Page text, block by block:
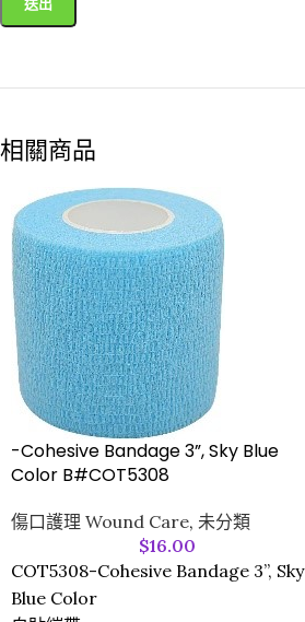
相關商品
-Cohesive Bandage 3”, Sky Blue
Color B#COT5308
傷口護理 Wound Care, 未分類
$16.00
COT5308-Cohesive Bandage 3”, Sky
Blue Color